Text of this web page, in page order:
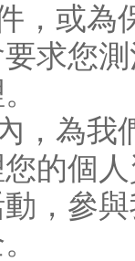
，或
求您
，為
的個
，參